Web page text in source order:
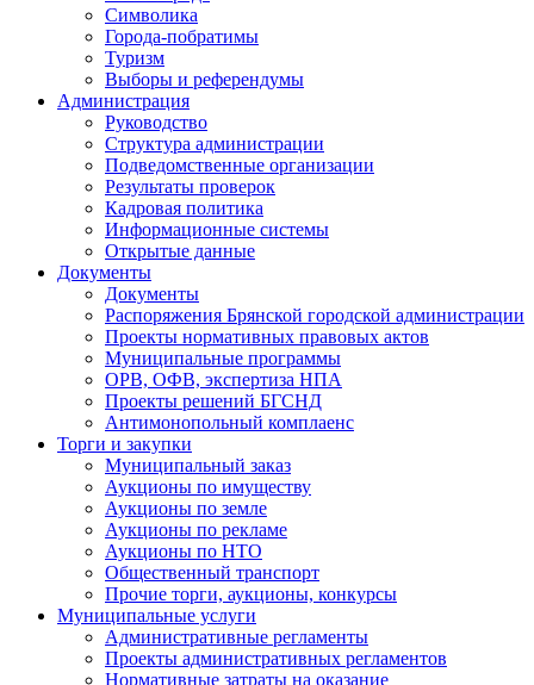
Символика
Города-побратимы
Туризм
Выборы и референдумы
Администрация
Руководство
Структура администрации
Подведомственные организации
Результаты проверок
Кадровая политика
Информационные системы
Открытые данные
Документы
Документы
Распоряжения Брянской городской администрации
Проекты нормативных правовых актов
Муниципальные программы
ОРВ, ОФВ, экспертиза НПА
Проекты решений БГСНД
Антимонопольный комплаенс
Торги и закупки
Муниципальный заказ
Аукционы по имуществу
Аукционы по земле
Аукционы по рекламе
Аукционы по НТО
Общественный транспорт
Прочие торги, аукционы, конкурсы
Муниципальные услуги
Административные регламенты
Проекты административных регламентов
Нормативные затраты на оказание